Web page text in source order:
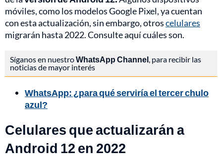
móviles, como los modelos Google Pixel, ya cuentan
con esta actualización, sin embargo, otroscelulares
migrarán hasta 2022. Consulte aquí cuáles son.
Síganos en nuestroWhatsApp Channel, para recibir las
noticias de mayor interés
WhatsApp: ¿para qué serviría el tercer chulo
azul?
Celulares que actualizarán a
Android 12 en 2022